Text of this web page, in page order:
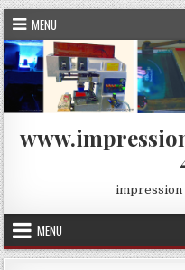
Skip
to
content
MENU
impression
MENU